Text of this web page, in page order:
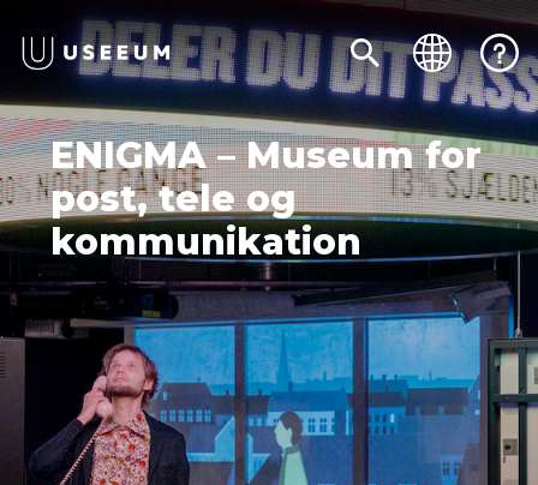
ENIGMA – Museum for
post, tele og
kommunikation